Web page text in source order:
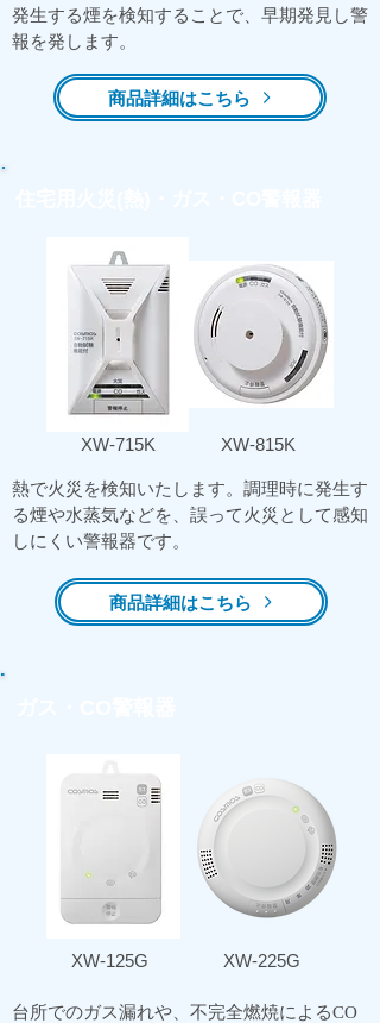
発生する煙を検知することで、早期発見し警
報を発します。
商品詳細はこちら
​XW-715K ​XW-815K
​熱で火災を検知いたします。調理時に発生す
る煙や水蒸気などを、誤って火災として感知
しにくい警報器です。
商品詳細はこちら
​XW-125G ​XW-225G
台所でのガス漏れや、不完全燃焼によるCO